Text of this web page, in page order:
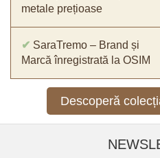
metale prețioase
✔ SaraTremo – Brand și
Marcă înregistrată la OSIM
Descoperă